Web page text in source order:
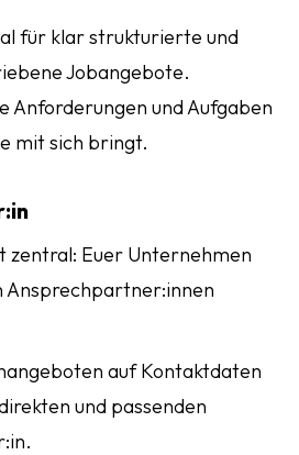
für klar strukturierte und
Jobangebote.
Anforderungen und Aufgaben
mit sich bringt.
zentral: Euer Unternehmen
Ansprechpartner:innen
auf Kontaktdaten
und passenden